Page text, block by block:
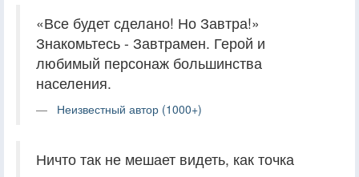
«Все будет сделано! Но Завтра!»
Знакомьтесь - Завтрамен. Герой и
любимый персонаж большинства
населения.
Неизвестный автор (1000+)
Ничто так не мешает видеть, как точка